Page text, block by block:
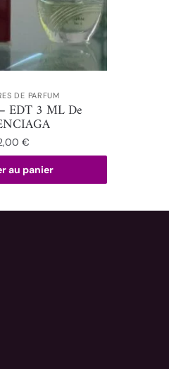
DE PARFUM
EDT 3 ML De
€
au panier